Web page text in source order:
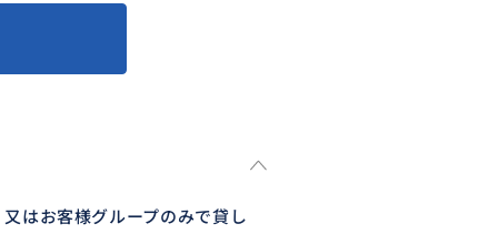
はお客様グループのみで貸し